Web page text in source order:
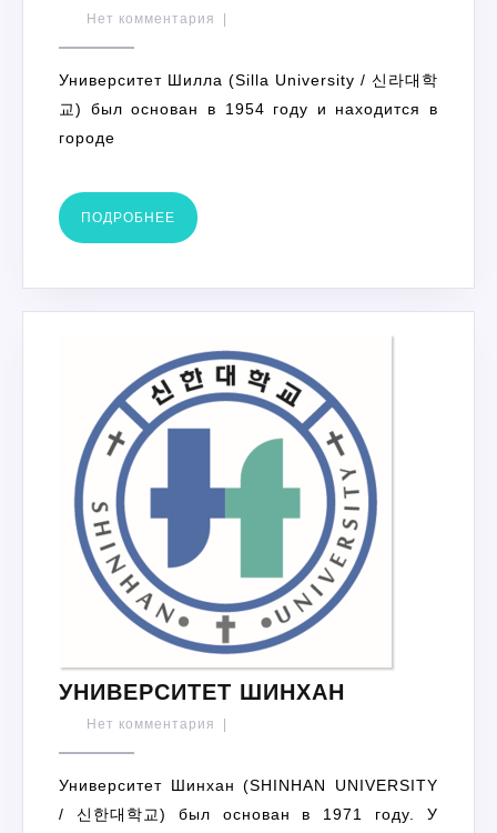
Нет комментария |
Университет Шилла (Silla University / 신라대학
교) был основан в 1954 году и находится в
городе
ПОДРОБНЕЕ ПОДРОБНЕЕ
УНИВЕРСИТЕТ ШИНХАН
Нет комментария
Университет Шинхан (SHINHAN UNIVERSITY
/ 신한대학교) был основан в 1971 году. У